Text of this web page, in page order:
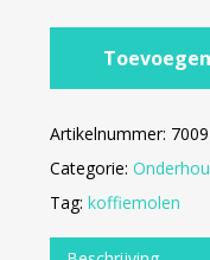
Artikelnummer: 7009
Categorie:
Tag: koffiemolen